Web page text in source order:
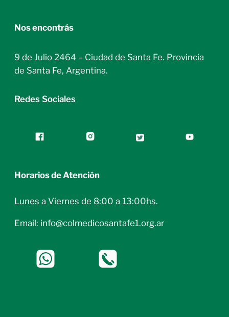
Nos encontrás
9 de Julio 2464 – Ciudad de Santa Fe. Provincia
de Santa Fe, Argentina.
Redes Sociales
Horarios de Atención
Lunes a Viernes de 8:00 a 13:00hs.
Email: info@colmedicosantafe1.org.ar